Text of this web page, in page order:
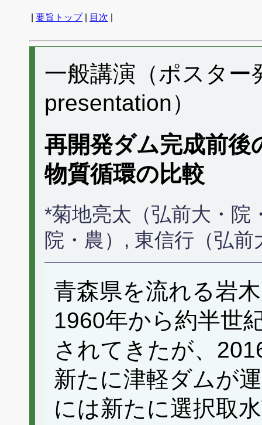
要旨トップ| 目次
一般講演（ポスタ
presentation）
再開発ダム完成前後
物質循環の比較
*菊地亮太（弘前大・院
院・農）, 東信行（弘前
青森県を流れる岩
1960年から約半世
されてきたが、
新たに津軽ダムが
には新たに選択取